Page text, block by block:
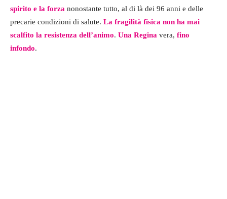
spirito e la forza nonostante tutto, al di là dei 96 anni e delle
precarie condizioni di salute. La fragilità fisica non ha mai
scalfito la resistenza dell’animo. Una Regina vera, fino
infondo.